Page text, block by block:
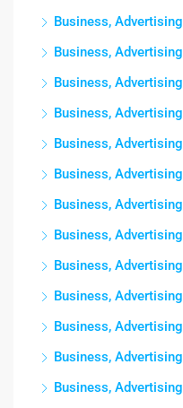
Business, Advertising
Business, Advertising
Business, Advertising
Business, Advertising
Business, Advertising
Business, Advertising
Business, Advertising
Business, Advertising
Business, Advertising
Business, Advertising
Business, Advertising
Business, Advertising
Business, Advertising